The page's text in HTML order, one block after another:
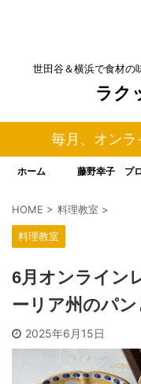
世田谷＆横浜で食材の
ラク
月、オンラインま
ホーム 藤野幸子 プ
HOME > 料理教室 >
料理教室
6月オンライン
ーリア州のパ
2025年6月15日